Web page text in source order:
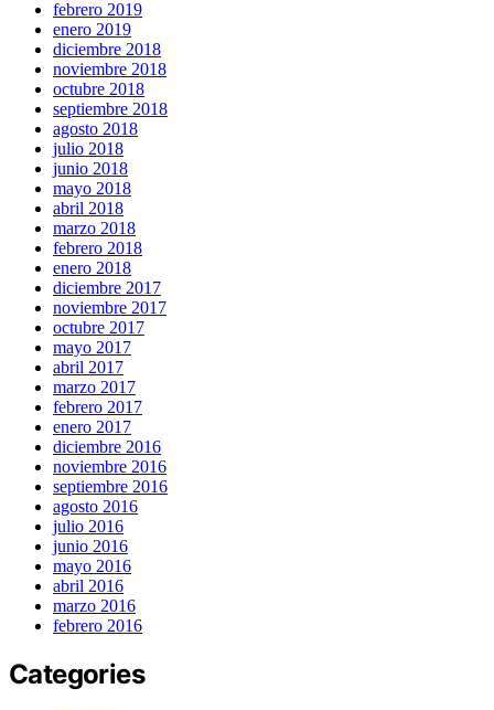
febrero 2019
enero 2019
diciembre 2018
noviembre 2018
octubre 2018
septiembre 2018
agosto 2018
julio 2018
junio 2018
mayo 2018
abril 2018
marzo 2018
febrero 2018
enero 2018
diciembre 2017
noviembre 2017
octubre 2017
mayo 2017
abril 2017
marzo 2017
febrero 2017
enero 2017
diciembre 2016
noviembre 2016
septiembre 2016
agosto 2016
julio 2016
junio 2016
mayo 2016
abril 2016
marzo 2016
febrero 2016
Categories